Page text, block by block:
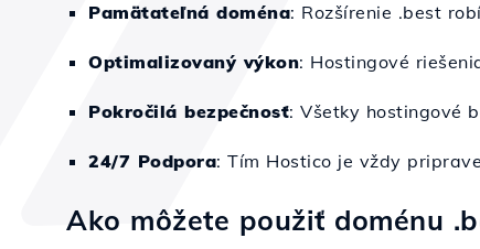
Pamätateľná doména: Rozšírenie .best
Optimalizovaný výkon: Hostingové
Pokročilá bezpečnosť: Všetky hostingové
24/7 Podpora: Tím Hostico je vždy
Ako môžete použiť doménu